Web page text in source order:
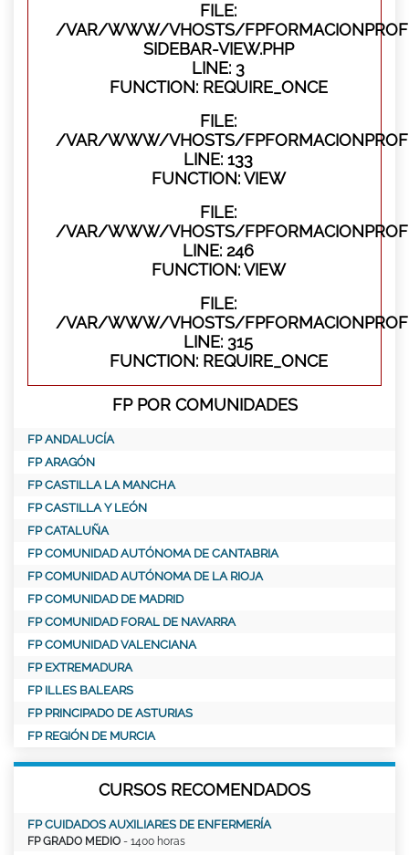
FILE:
/VAR/WWW/VHOSTS/
SIDEBAR-VIEW.PHP
LINE: 3
FUNCTION: REQUIRE_ONCE
FILE:
/VAR/WWW/VHOSTS/
LINE: 133
FUNCTION: VIEW
FILE:
/VAR/WWW/VHOSTS/
LINE: 246
FUNCTION: VIEW
FILE:
/VAR/WWW/VHOSTS/
LINE: 315
FUNCTION: REQUIRE_ONCE
FP POR COMUNIDADES
FP ANDALUCÍA
FP ARAGÓN
FP CASTILLA LA MANCHA
FP CASTILLA Y LEÓN
FP CATALUÑA
FP COMUNIDAD AUTÓNOMA DE CANTABRIA
FP COMUNIDAD AUTÓNOMA DE LA RIOJA
FP COMUNIDAD DE MADRID
FP COMUNIDAD FORAL DE NAVARRA
FP COMUNIDAD VALENCIANA
FP EXTREMADURA
FP ILLES BALEARS
FP PRINCIPADO DE ASTURIAS
FP REGIÓN DE MURCIA
CURSOS RECOMENDADOS
FP CUIDADOS AUXILIARES DE ENFERMERÍA
FP GRADO MEDIO - 1400 horas